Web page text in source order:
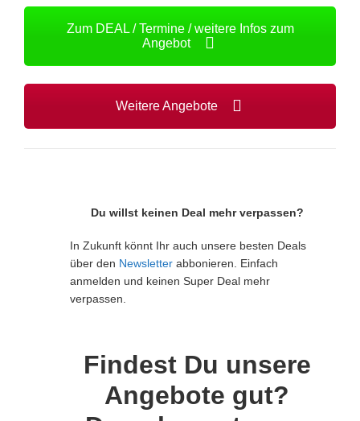
Zum DEAL / Termine / weitere Infos zum
Angebot
Weitere Angebote
Du willst keinen Deal mehr verpassen?
In Zukunft könnt Ihr auch unsere besten Deals
über den Newsletter abbonieren. Einfach
anmelden und keinen Super Deal mehr
verpassen.
Findest Du unsere
Angebote gut?